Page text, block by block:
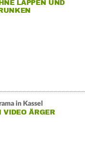
LAPPEN UND
in Kassel
VIDEO ÄRGER